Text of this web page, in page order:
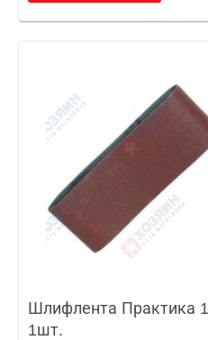
Шлифлента Практика
1шт.